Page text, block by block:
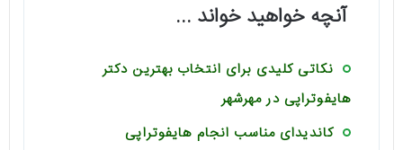
آنچه خواهید خواند ...
نکاتی کلیدی برای انتخاب بهترین دکتر
هایفوتراپی در مهرشهر
کاندیدای مناسب انجام هایفوتراپی